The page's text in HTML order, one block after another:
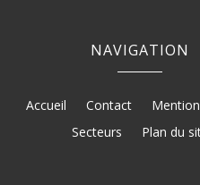
NAVIGATION
Accueil Contact
Secteurs
Plan du